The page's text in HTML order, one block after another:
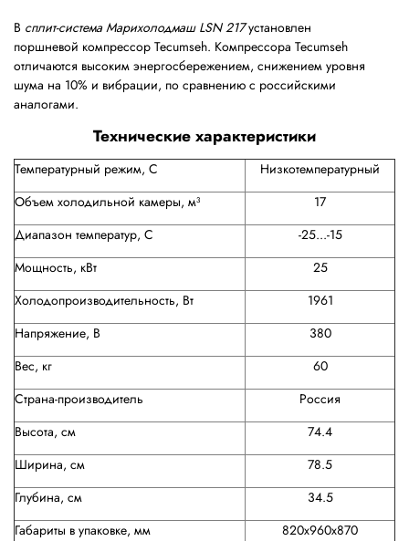
В сплит-система Марихолодмаш LSN 217установлен
поршневой компрессор Tecumseh. Компрессора Tecumseh
отличаются высоким энергосбережением, снижением уровня
шума на 10% и вибрации, по сравнению с российскими
аналогами.
Технические характеристики
Температурный режим, С
Низкотемпературный
Объем холодильной камеры, м³
17
Диапазон температур, С
-25...-15
Мощность, кВт
25
Холодопроизводительность, Вт
1961
Напряжение, В
380
Вес, кг
60
Страна-производитель
Россия
Высота, см
74.4
Ширина, см
78.5
Глубина, см
34.5
Габариты в упаковке, мм
820х960х870